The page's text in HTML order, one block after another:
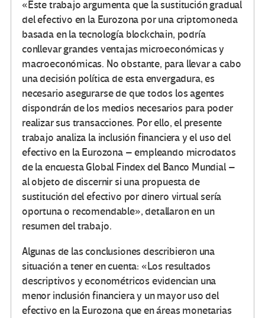
«Este trabajo argumenta que la sustitución gradual
del efectivo en la Eurozona por una criptomoneda
basada en la tecnología blockchain, podría
conllevar grandes ventajas microeconómicas y
macroeconómicas. No obstante, para llevar a cabo
una decisión política de esta envergadura, es
necesario asegurarse de que todos los agentes
dispondrán de los medios necesarios para poder
realizar sus transacciones. Por ello, el presente
trabajo analiza la inclusión financiera y el uso del
efectivo en la Eurozona – empleando microdatos
de la encuesta Global Findex del Banco Mundial –
al objeto de discernir si una propuesta de
sustitución del efectivo por dinero virtual sería
oportuna o recomendable», detallaron en un
resumen del trabajo.
Algunas de las conclusiones describieron una
situación a tener en cuenta: «Los resultados
descriptivos y econométricos evidencian una
menor inclusión financiera y un mayor uso del
efectivo en la Eurozona que en áreas monetarias